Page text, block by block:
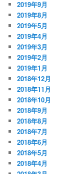
2019年9月
2019年8月
2019年5月
2019年4月
2019年3月
2019年2月
2019年1月
2018年12月
2018年11月
2018年10月
2018年9月
2018年8月
2018年7月
2018年6月
2018年5月
2018年4月